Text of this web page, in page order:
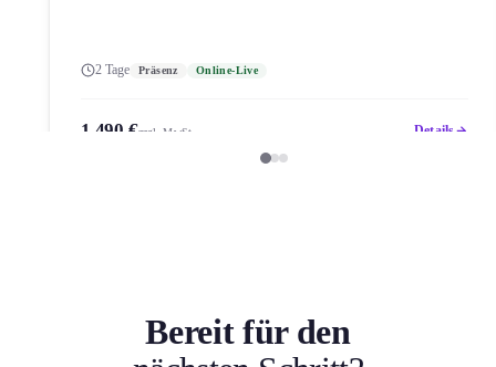
2 Tage Präsenz Online-Live
1.490 €zzgl. MwSt. Details
Bereit für den